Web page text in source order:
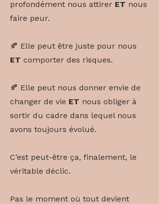
profondément nous attirer ET nous
faire peur.
🍂 Elle peut être juste pour nous
ET comporter des risques.
🍂 Elle peut nous donner envie de
changer de vie ET nous obliger à
sortir du cadre dans lequel nous
avons toujours évolué.
C’est peut-être ça, finalement, le
véritable déclic.
Pas le moment où tout devient